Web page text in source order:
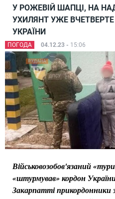
У РОЖЕВІЙ ШАПЦІ, НА
УХИЛЯНТ УЖЕ
УКРАЇНИ
ПОГОДА 04.12.23 - 15:06
Військовозобов'язаний
«штурмував» кордон
Закарпатті прикордонники